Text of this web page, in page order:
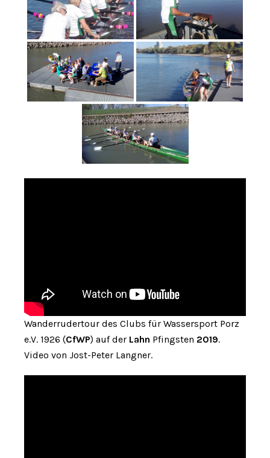
Wanderrudertour des Clubs für Wassersport Porz
e.V. 1926 (CfWP) auf der Lahn Pfingsten 2019.
Video von Jost-Peter Langner.